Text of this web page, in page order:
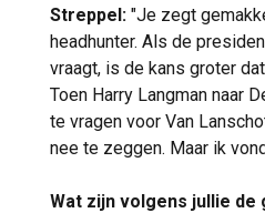
Streppel: "Je zegt
headhunter. Als de
vraagt, is de kans groter
Toen Harry Langman naar
te vragen voor Van
nee te zeggen. Maar ik
Wat zijn volgens jullie